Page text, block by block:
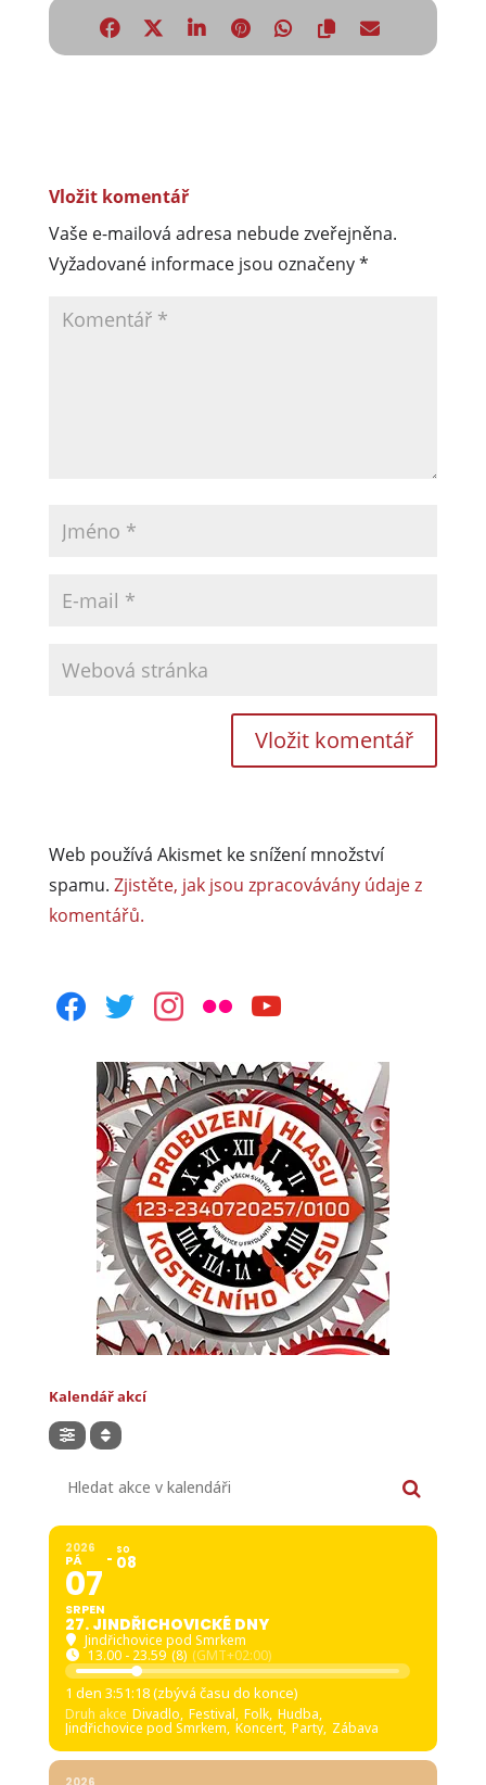
Vložit komentář
Vaše e-mailová adresa nebude zveřejněna.
Vyžadované informace jsou označeny*
Web používá Akismet ke snížení množství
spamu. Zjistěte, jak jsou zpracovávány údaje z
komentářů.
facebooktwitterinstagram
flickr youtube
Kalendář akcí
2026
PÁ
07
SRPEN
SO
08
27. JINDŘICHOVICKÉ DNY
Jindřichovice pod Smrkem
13.00 - 23.59 (8) (GMT+02:00)
1 den 3:51:17 (zbývá času do konce)
Druh akce Divadlo, Festival, Folk, Hudba,
Jindřichovice pod Smrkem, Koncert, Party, Zábava